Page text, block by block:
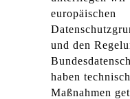
europäischen
und den
haben
Maßnahmen